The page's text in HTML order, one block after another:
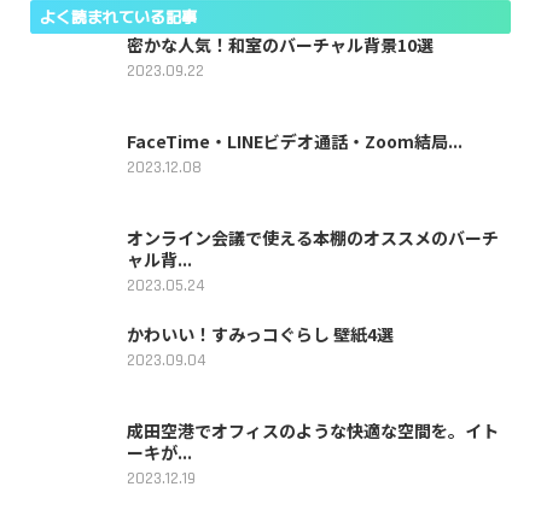
よく読まれている記事
密かな人気！和室のバーチャル背景10選
2023.09.22
FaceTime・LINEビデオ通話・Zoom結局...
2023.12.08
オンライン会議で使える本棚のオススメのバーチ
ャル背...
2023.05.24
かわいい！すみっコぐらし 壁紙4選
2023.09.04
成田空港でオフィスのような快適な空間を。イト
ーキが...
2023.12.19